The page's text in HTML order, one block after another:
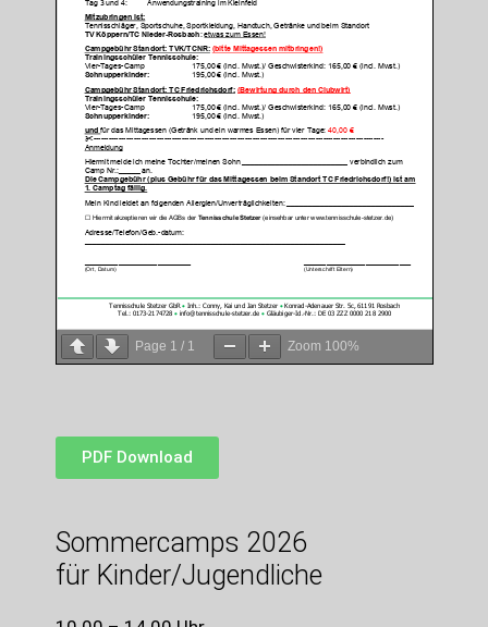
Page 1 / 1 Zoom 100%
PDF Download
Sommercamps 2026
für Kinder/Jugendliche